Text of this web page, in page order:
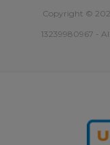
Copyright ©
13239980967 -